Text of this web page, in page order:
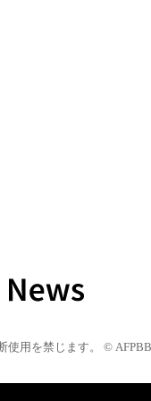
使用を禁じます。 © AFPBB